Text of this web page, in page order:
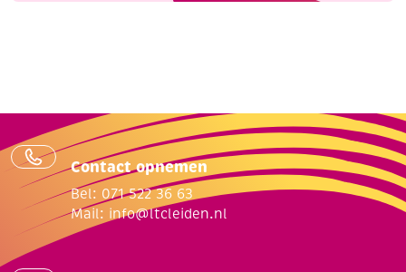
Contact opnemen
Bel: 071 522 36 63
Mail: info@ltcleiden.nl